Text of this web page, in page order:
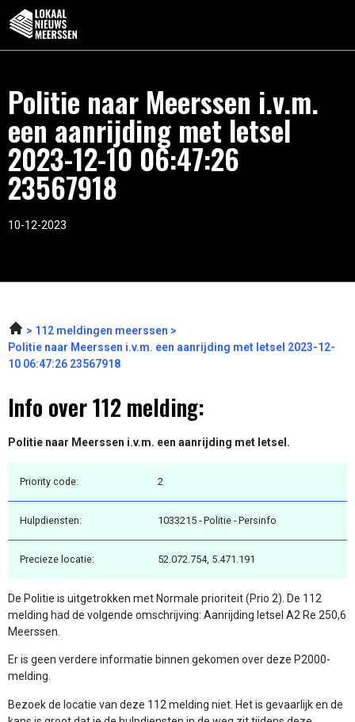
Politie naar Meerssen i.v.m.
een aanrijding met letsel
2023-12-10 06:47:26
23567918
10-12-2023
112 meldingen meerssen
Politie naar Meerssen i.v.m. een aanrijding met letsel 2023-12-
10 06:47:26 23567918
Info over 112 melding:
Politie naar Meerssen i.v.m. een aanrijding met letsel.
Priority code: 2
Hulpdiensten: 1033215 - Politie - Persinfo
Precieze locatie: 52.072.754, 5.471.191
De Politie is uitgetrokken met Normale prioriteit (Prio 2). De 112
melding had de volgende omschrijving: Aanrijding letsel A2 Re 250,6
Meerssen.
Er is geen verdere informatie binnen gekomen over deze P2000-
melding.
Bezoek de locatie van deze 112 melding niet. Het is gevaarlijk en de